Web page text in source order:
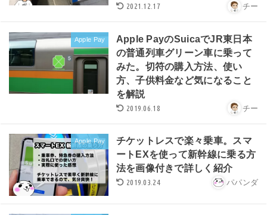
2021.12.17 チー
Apple Pay
Apple PayのSuicaでJR東日本
の普通列車グリーン車に乗って
みた。切符の購入方法、使い
方、子供料金など気になること
を解説
2019.06.18 チー
Apple Pay
チケットレスで楽々乗車。スマ
ートEXを使って新幹線に乗る方
法を画像付きで詳しく紹介
2019.03.24 パパンダ